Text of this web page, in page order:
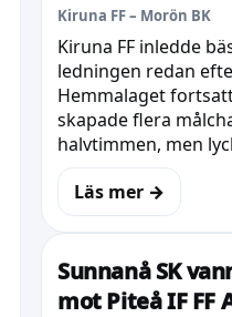
Kiruna FF – Morön BK
Kiruna FF inledde
ledningen redan
Hemmalaget
skapade flera
halvtimmen, men
Läs mer →
Sunnanå SK
mot Piteå IF FF